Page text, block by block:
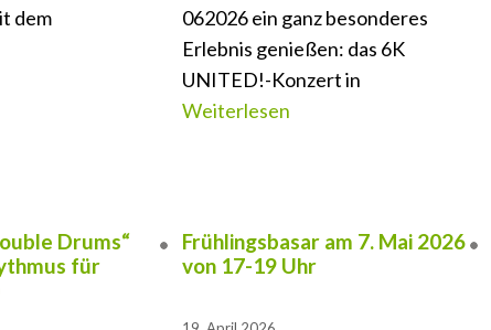
dem
062026 ein ganz besonderes
Erlebnis genießen: das 6K
UNITED!-Konzert in
Weiterlesen
Drums“
für
Frühlingsbasar am 7. Mai 2026
von 17-19 Uhr